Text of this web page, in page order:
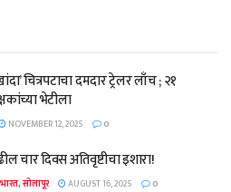
चित्रपटाचा दमदार ट्रेलर लाँच ; २१
भेटीला
NOVEMBER 12, 2025 0
चार दिवस अतिवृष्टीचा इशारा!
सोलापूर AUGUST 16, 2025 0